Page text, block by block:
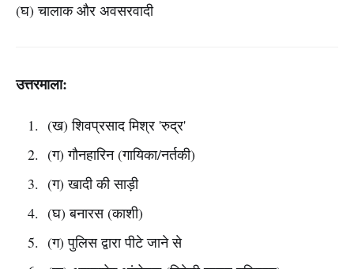
(घ) चालाक और अवसरवादी
उत्तरमाला:
(ख) शिवप्रसाद मिश्र 'रुद्र'
(ग) गौनहारिन (गायिका/नर्तकी)
(ग) खादी की साड़ी
(घ) बनारस (काशी)
(ग) पुलिस द्वारा पीटे जाने से